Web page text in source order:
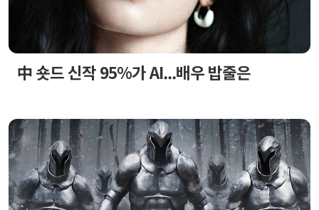
中 숏드 신작 95%가 AI...배우 밥줄은